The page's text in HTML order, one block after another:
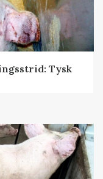
Tysk